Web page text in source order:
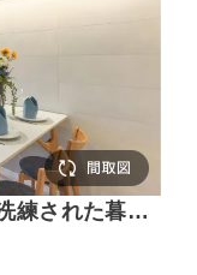
練された暮ら